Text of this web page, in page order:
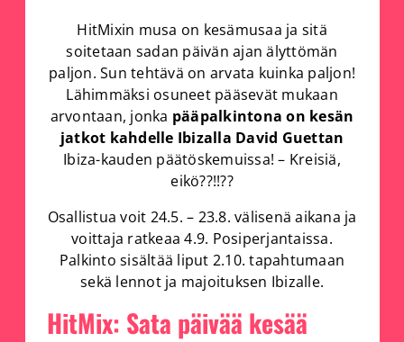
HitMixin musa on kesämusaa ja sitä
soitetaan sadan päivän ajan älyttömän
paljon. Sun tehtävä on arvata kuinka paljon!
Lähimmäksi osuneet pääsevät mukaan
arvontaan, jonka pääpalkintona on kesän
jatkot kahdelle Ibizalla David Guettan
Ibiza-kauden päätöskemuissa! – Kreisiä,
eikö??!!??
Osallistua voit 24.5. – 23.8. välisenä aikana ja
voittaja ratkeaa 4.9. Posiperjantaissa.
Palkinto sisältää liput 2.10. tapahtumaan
sekä lennot ja majoituksen Ibizalle.
HitMix: Sata päivää kesää